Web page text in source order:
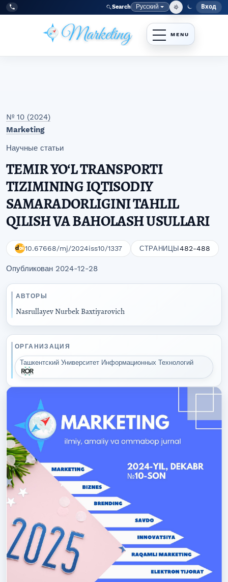
Перейти к главному меню навигации
Перейти к основному контенту
Перейти к нижнему колонтитулу сайта
Tel:
+998977838464 Search Язык
Русский Меню
Вход
№ 10 (2024)
Marketing
Научные статьи
TEMIR YOʻL TRANSPORTI
TIZIMINING IQTISODIY
SAMARADORLIGINI TAHLIL
QILISH VA BAHOLASH USULLARI
10.67668/mj/2024iss10/1337 СТРАНИЦЫ482-488
Опубликован 2024-12-28
АВТОРЫ
Nasrullayev Nurbek Baxtiyarovich
ОРГАНИЗАЦИЯ
Ташкентский Университет Информационных Технологий